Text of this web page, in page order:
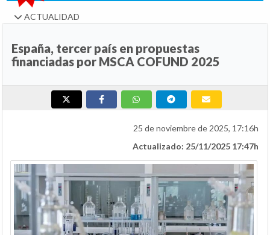
ACTUALIDAD
España, tercer país en propuestas
financiadas por MSCA COFUND 2025
25 de noviembre de 2025, 17:16h
Actualizado: 25/11/2025 17:47h